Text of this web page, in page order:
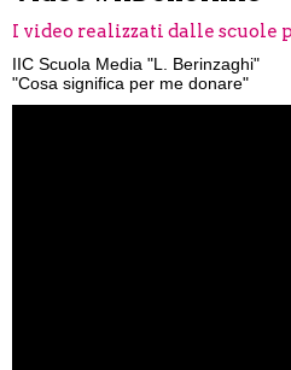
I video realizzati dalle scuole
IIC Scuola Media "L. Berinzaghi"
"Cosa significa per me donare"